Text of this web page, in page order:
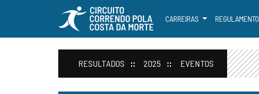
CARREIRAS REGULAMENTO
RESULTADOS 2025 EVENTOS